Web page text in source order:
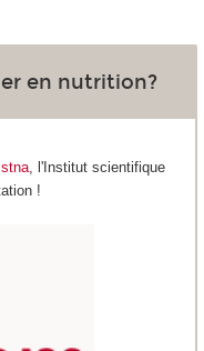
en nutrition?
, l'Institut scientifique
!